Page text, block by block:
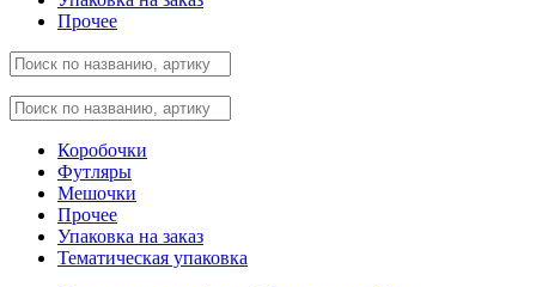
Прочее
Коробочки
Футляры
Мешочки
Прочее
Упаковка на заказ
Тематическая упаковка